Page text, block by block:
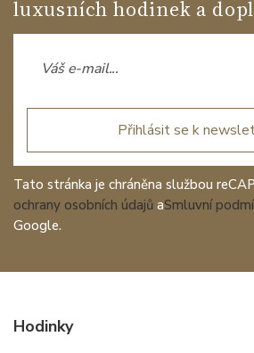
luxusních hodinek a
Přihlásit se k
Tato stránka je chráněna službou
ochrany osobních údajů aSmluvní
Google.
Hodinky